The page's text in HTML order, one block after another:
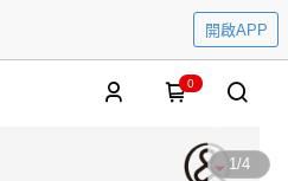
開啟APP
0
1/4